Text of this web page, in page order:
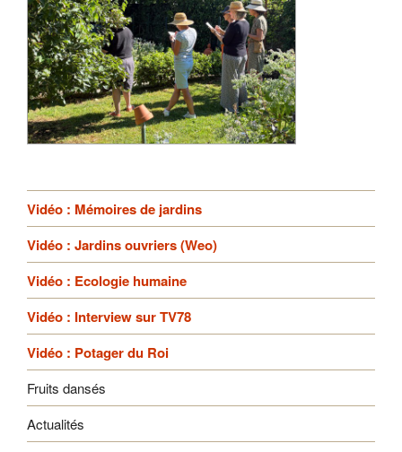
Vidéo : Mémoires de jardins
Vidéo : Jardins ouvriers (Weo)
Vidéo : Ecologie humaine
Vidéo : Interview sur TV78
Vidéo : Potager du Roi
Fruits dansés
Actualités